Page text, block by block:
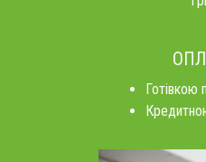
Готівкою